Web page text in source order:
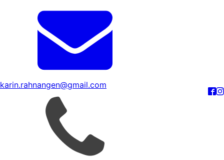
karin.rahnangen@gmail.com